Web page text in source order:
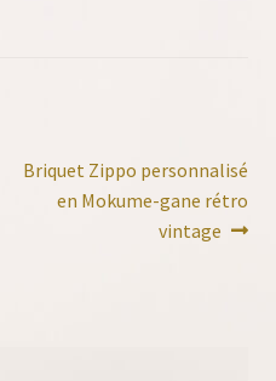
Article
suivant :
Briquet Zippo personnalisé
en Mokume-gane rétro
vintage